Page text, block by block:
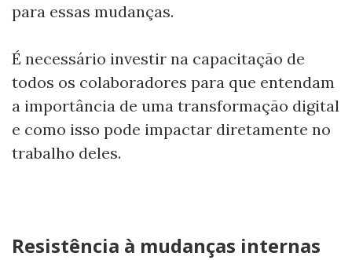
para essas mudanças.
É necessário investir na capacitação de
todos os colaboradores para que entendam
a importância de uma transformação digital
e como isso pode impactar diretamente no
trabalho deles.
Resistência à mudanças internas